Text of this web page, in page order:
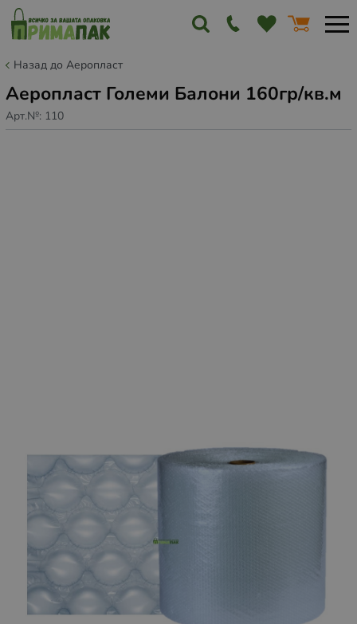
Назад до Аеропласт
Аеропласт Големи Балони 160гр/кв.м
Арт.№: 110